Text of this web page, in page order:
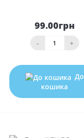
99.00грн
- +
До
кошика